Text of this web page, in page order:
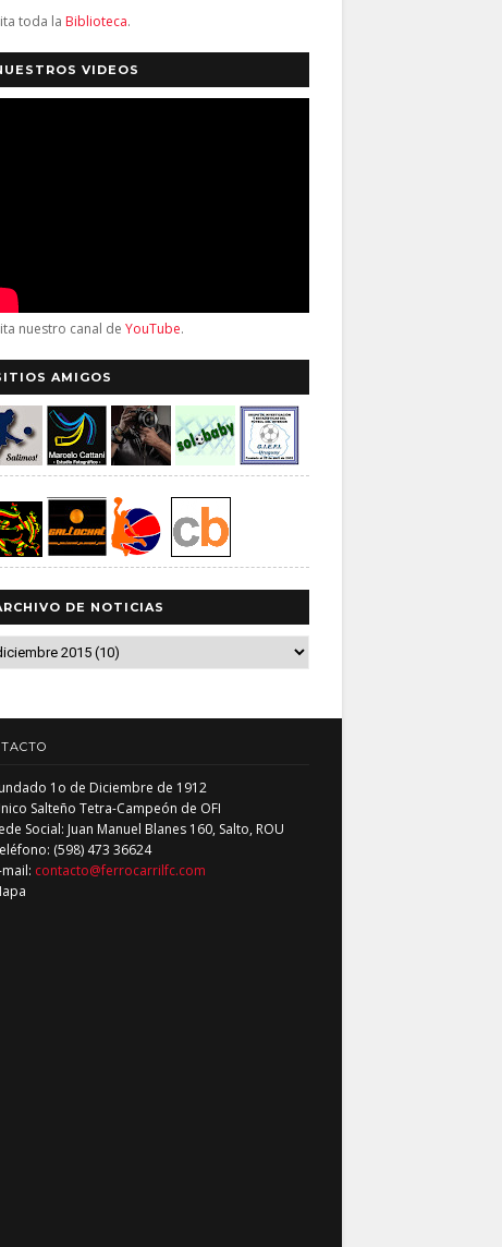
toda la Biblioteca.
VIDEOS
nuestro canal de YouTube.
AMIGOS
DE NOTICIAS
1o de Diciembre de 1912
Salteño Tetra-Campeón de OFI
Social: Juan Manuel Blanes 160, Salto, ROU
(598) 473 36624
mail: contacto@ferrocarrilfc.com